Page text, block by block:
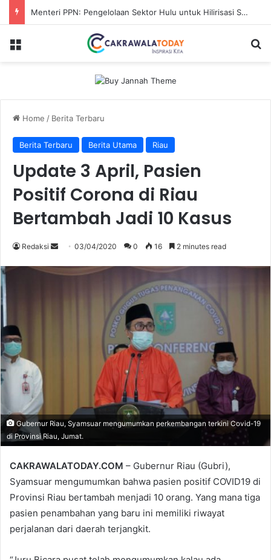
Karhutla Sungai Guntung Hilir Merangsek ke Hutan Primer, Alat Berat Tambahan Dikerahkan
Menu
Home / Berita Terbaru
Berita Terbaru Berita Utama Riau
Update 3 April, Pasien
Positif Corona di Riau
Bertambah Jadi 10 Kasus
Redaksi
Send
email
03/04/2020 0 16 2 minutes read
Gubernur Riau, Syamsuar mengumumkan perkembangan terkini Covid-19
di Provinsi Riau, Jumat.
CAKRAWALATODAY.COM – Gubernur Riau (Gubri),
Syamsuar mengumumkan bahwa pasien positif COVID19 di
Provinsi Riau bertambah menjadi 10 orang. Yang mana tiga
pasien penambahan yang baru ini memiliki riwayat
perjalanan dari daerah terjangkit.